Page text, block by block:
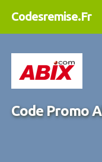
Codesremise.Fr
Code Promo